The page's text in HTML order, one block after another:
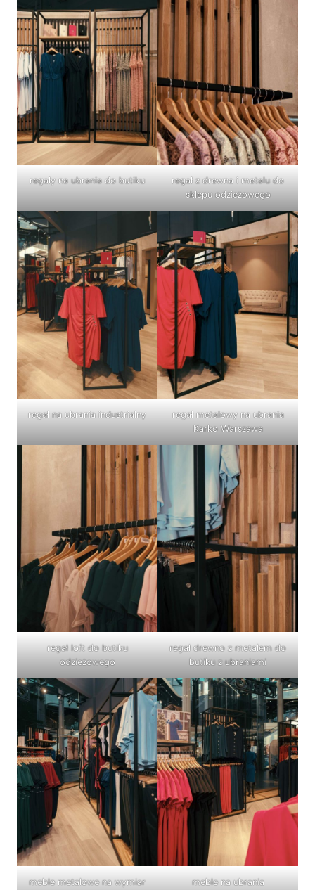
regały na ubrania do butiku
regał z drewna i metalu do
sklepu odzieżowego
regał na ubrania industrialny
regał metalowy na ubrania
Karko Warszawa
regał loft do butiku
odzieżowego
regał drewno z metalem do
butiku z ubraniami
meble metalowe na wymiar
meble na ubrania